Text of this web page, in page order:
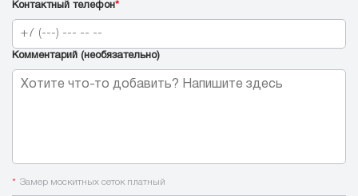
Контактный телефон*
Комментарий (необязательно)
* Замер москитных сеток платный